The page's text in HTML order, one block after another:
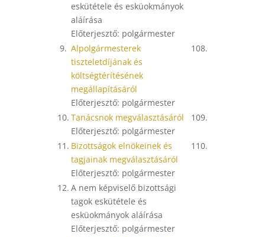
eskütétele és esküokmányok
aláírása
Előterjesztő: polgármester
9. Alpolgármesterek
tiszteletdíjának és
költségtérítésének
megállapításáról
Előterjesztő: polgármester
108.
10. Tanácsnok megválasztásáról
Előterjesztő: polgármester
109.
11. Bizottságok elnökeinek és
tagjainak megválasztásáról
Előterjesztő: polgármester
110.
12. A nem képviselő bizottsági
tagok eskütétele és
esküokmányok aláírása
Előterjesztő: polgármester